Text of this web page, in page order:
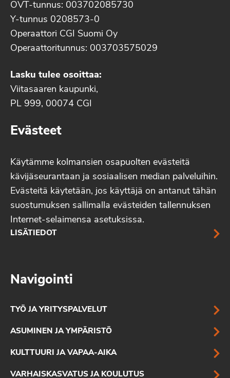
OVT-tunnus: 003702085730
Y-tunnus 0208573-0
Operaattori CGI Suomi Oy
Operaattoritunnus: 003703575029
Lasku tulee osoittaa:
Viitasaaren kaupunki,
PL 999, 00074 CGI
Evästeet
Käytämme kolmansien osapuolten evästeitä
kävijäseurantaan ja sosiaalisen median palveluihin.
Evästeitä käytetään, jos käyttäjä on antanut tähän
suostumuksen sallimalla evästeiden tallennuksen
Internet-selaimensa asetuksissa.
LISÄTIEDOT
Navigointi
TYÖ JA YRITYSPALVELUT
ASUMINEN JA YMPÄRISTÖ
KULTTUURI JA VAPAA-AIKA
VARHAISKASVATUS JA KOULUTUS